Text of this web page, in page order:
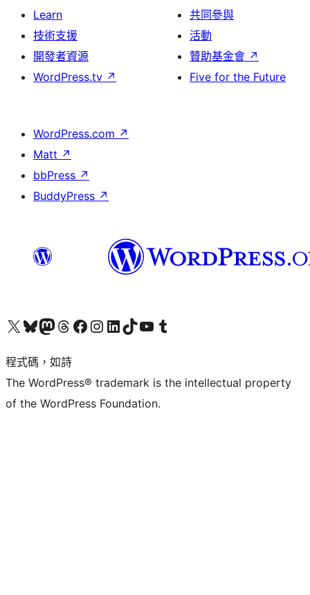
Learn
技術支援
開發者資源
WordPress.tv ↗
共同參與
活動
贊助基金會 ↗
Five for the Future
WordPress.com ↗
Matt ↗
bbPress ↗
BuddyPress ↗
查看我們的 X (之前的 Twitter) 帳號造訪我們的 Bluesky 帳號造訪我們的 Mastodon 帳號造訪我們的 Threads 帳號 造訪我們的 Facebook 粉絲專頁Visit our Instagram account
Visit our LinkedIn account
造訪我們的 TikTok 帳號Visit our YouTube channel
造訪我們的 Tumblr 帳號
程式碼，如詩
The WordPress® trademark is the intellectual property
of the WordPress Foundation.